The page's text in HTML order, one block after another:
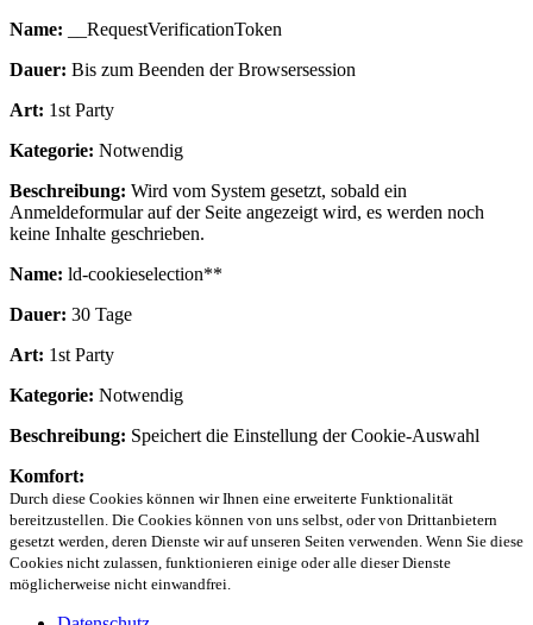
Name: __RequestVerificationToken
Dauer: Bis zum Beenden der Browsersession
Art: 1st Party
Kategorie: Notwendig
Beschreibung: Wird vom System gesetzt, sobald ein
Anmeldeformular auf der Seite angezeigt wird, es werden noch
keine Inhalte geschrieben.
Name: ld-cookieselection**
Dauer: 30 Tage
Art: 1st Party
Kategorie: Notwendig
Beschreibung: Speichert die Einstellung der Cookie-Auswahl
Komfort:
Durch diese Cookies können wir Ihnen eine erweiterte Funktionalität
bereitzustellen. Die Cookies können von uns selbst, oder von Drittanbietern
gesetzt werden, deren Dienste wir auf unseren Seiten verwenden. Wenn Sie diese
Cookies nicht zulassen, funktionieren einige oder alle dieser Dienste
möglicherweise nicht einwandfrei.